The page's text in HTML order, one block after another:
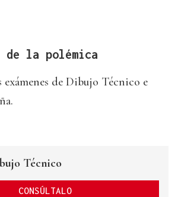
de la polémica
exámenes de Dibujo Técnico e
Técnico
CONSÚLTALO